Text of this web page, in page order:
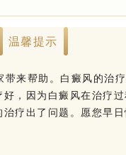
温馨提示
帮助。白癜风的治疗
，因为白癜风在治疗
疗出了问题。愿您早